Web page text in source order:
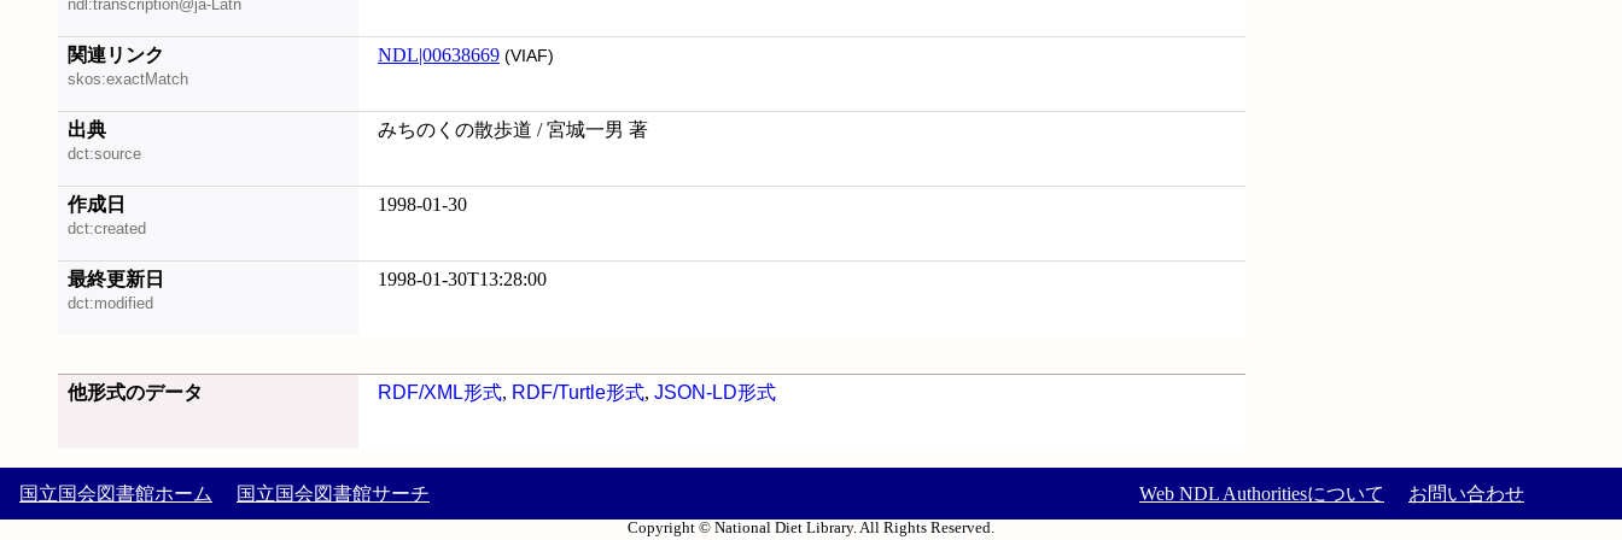
ndl:transcription@ja-Latn
関連リンク
skos:exactMatch
NDL|00638669 (VIAF)
出典
dct:source
みちのくの散歩道 / 宮城一男 著
作成日
dct:created
1998-01-30
最終更新日
dct:modified
1998-01-30T13:28:00
他形式のデータ RDF/XML形式, RDF/Turtle形式, JSON-LD形式
国立国会図書館ホーム 国立国会図書館サーチ Web NDL Authoritiesについて お問い合わせ
Copyright © National Diet Library. All Rights Reserved.